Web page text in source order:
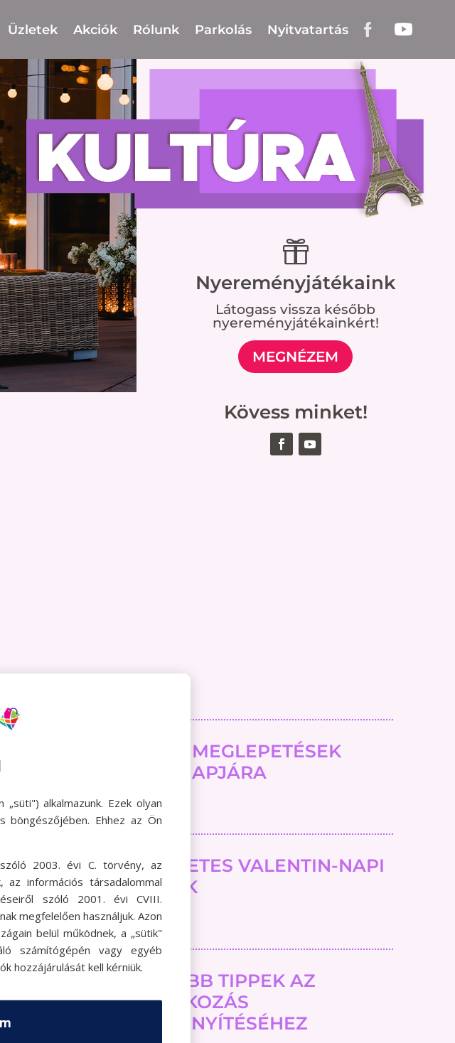
Üzletek Akciók Rólunk Parkolás Nyitvatartás

Nyereményjátékaink
Látogass vissza később
nyereményjátékainkért!
MEGNÉZEM
Kövess minket!
KREATÍV MEGLEPETÉSEK
ANYÁK NAPJÁRA
A TÖKÉLETES VALENTIN-NAPI
AJÁNDÉK
A LEGJOBB TIPPEK AZ
AJÁNDÉKOZÁS
MEGKÖNNYÍTÉSÉHEZ
„süti") alkalmazunk. Ezek olyan
böngészőjében. Ehhez az Ön
2003. évi C. törvény, az
az információs társadalommal
szóló 2001. évi CVIII.
megfelelően használjuk. Azon
belül működnek, a „sütik"
számítógépén vagy egyéb
hozzájárulását kell kérniük.